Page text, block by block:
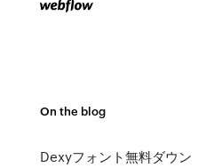
On the blog
Dexyフォント無料ダウン